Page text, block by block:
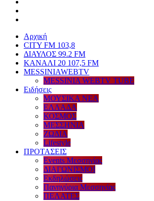
Αρχική
CITY FM 103,8
ΔΙΑΥΛΟΣ 99.2 FM
ΚΑΝΑΛΙ 20 107,5 FM
MESSINIAWEBTV
MESSINIA WEBTV TUBE
Eιδήσεις
ΜΟΥΣΙΚΑ ΝΕΑ
ΕΛΛΑΔΑ
ΚΟΣΜΟΣ
ΜΕΣΣΗΝΙΑ
ΖΩΔΙΑ
Lifestyle
ΠΡΟΤΑΣΕΙΣ
Events Μεσσηνίας
ΔΙΑΓΩΝΙΣΜΟΙ
Εκδηλώσεις
Πανηγύρια Μεσσηνίας
ΠΕΛΑΤΕΣ